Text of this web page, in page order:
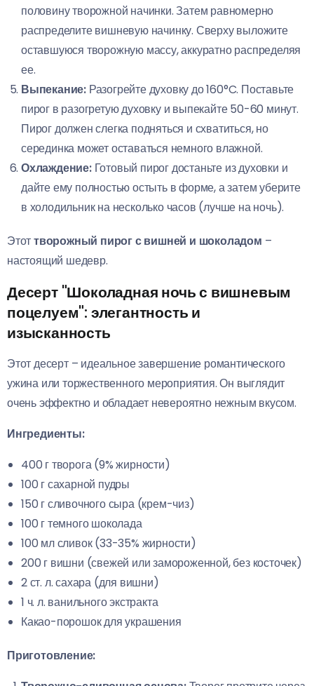
половину творожной начинки. Затем равномерно
распределите вишневую начинку. Сверху выложите
оставшуюся творожную массу, аккуратно распределяя
ее.
Выпекание: Разогрейте духовку до 160°C. Поставьте
пирог в разогретую духовку и выпекайте 50-60 минут.
Пирог должен слегка подняться и схватиться, но
серединка может оставаться немного влажной.
Охлаждение:Готовый пирог достаньте из духовки и
дайте ему полностью остыть в форме, а затем уберите
в холодильник на несколько часов (лучше на ночь).
Этоттворожный пирог с вишней и шоколадом –
настоящий шедевр.
Десерт "Шоколадная ночь с вишневым
поцелуем": элегантность и
изысканность
Этот десерт – идеальное завершение романтического
ужина или торжественного мероприятия. Он выглядит
очень эффектно и обладает невероятно нежным вкусом.
Ингредиенты:
400 г творога (9% жирности)
100 г сахарной пудры
150 г сливочного сыра (крем-чиз)
100 г темного шоколада
100 мл сливок (33-35% жирности)
200 г вишни (свежей или замороженной, без косточек)
2 ст. л. сахара (для вишни)
1 ч. л. ванильного экстракта
Какао-порошок для украшения
Приготовление: